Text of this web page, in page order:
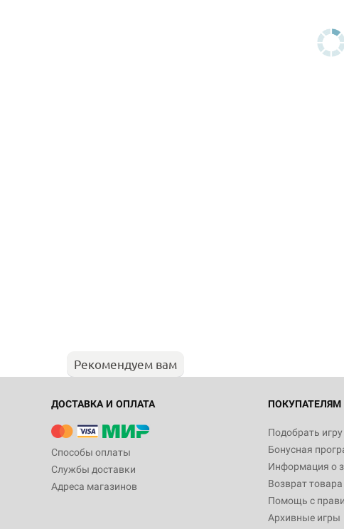
Рекомендуем вам
ДОСТАВКА И ОПЛАТА
Способы оплаты
Службы доставки
Адреса магазинов
ПОКУПАТЕЛЯМ
Подобрать игру
Бонусная
Информация о
Возврат товара
Помощь с
Архивные игры